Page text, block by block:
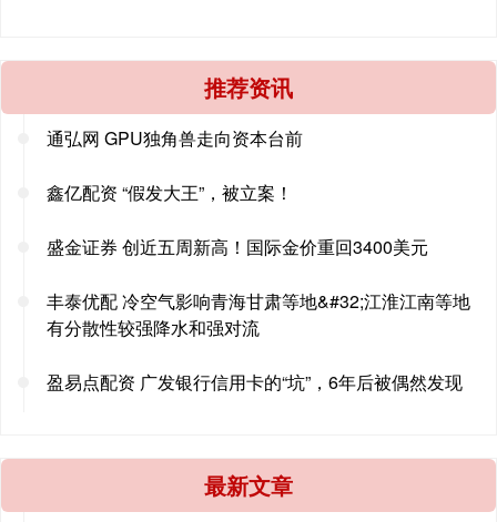
推荐资讯
通弘网 GPU独角兽走向资本台前
鑫亿配资 “假发大王”，被立案！
盛金证券 创近五周新高！国际金价重回3400美元
丰泰优配 冷空气影响青海甘肃等地&#32;江淮江南等地
有分散性较强降水和强对流
盈易点配资 广发银行信用卡的“坑”，6年后被偶然发现
最新文章